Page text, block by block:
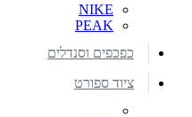
NIKE
PEAK
כפכפים וסנדלים
ציוד ספורט